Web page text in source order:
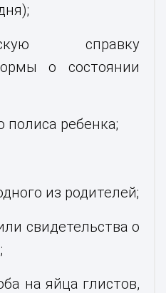
справку
о состоянии
полиса ребенка;
из родителей;
свидетельства о
на яйца глистов,